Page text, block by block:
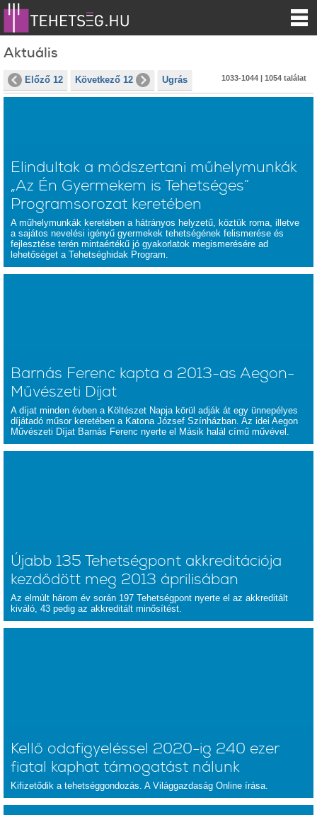
Aktuális
Előző 12 Következő 12 Ugrás 1033-1044 | 1054 találat
Elindultak a módszertani műhelymunkák
„Az Én Gyermekem is Tehetséges”
Programsorozat keretében
A műhelymunkák keretében a hátrányos helyzetű, köztük roma, illetve
a sajátos nevelési igényű gyermekek tehetségének felismerése és
fejlesztése terén mintaértékű jó gyakorlatok megismerésére ad
lehetőséget a Tehetséghidak Program.
Barnás Ferenc kapta a 2013-as Aegon-
Művészeti Díjat
A díjat minden évben a Költészet Napja körül adják át egy ünnepélyes
díjátadó műsor keretében a Katona József Színházban. Az idei Aegon
Művészeti Díjat Barnás Ferenc nyerte el Másik halál című művével.
Újabb 135 Tehetségpont akkreditációja
kezdődött meg 2013 áprilisában
Az elmúlt három év során 197 Tehetségpont nyerte el az akkreditált
kiváló, 43 pedig az akkreditált minősítést.
Kellő odafigyeléssel 2020-ig 240 ezer
fiatal kaphat támogatást nálunk
Kifizetődik a tehetséggondozás. A Világgazdaság Online írása.